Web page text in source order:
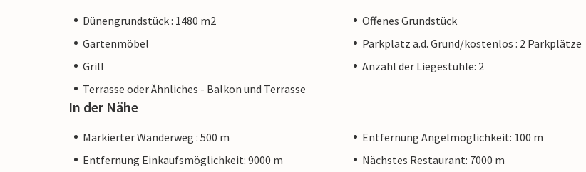
Dünengrundstück : 1480 m2
Offenes Grundstück
Gartenmöbel
Parkplatz a.d. Grund/kostenlos : 2 Parkplätze
Grill
Anzahl der Liegestühle: 2
Terrasse oder Ähnliches - Balkon und Terrasse
In der Nähe
Markierter Wanderweg : 500 m
Entfernung Angelmöglichkeit: 100 m
Entfernung Einkaufsmöglichkeit: 9000 m
Nächstes Restaurant: 7000 m